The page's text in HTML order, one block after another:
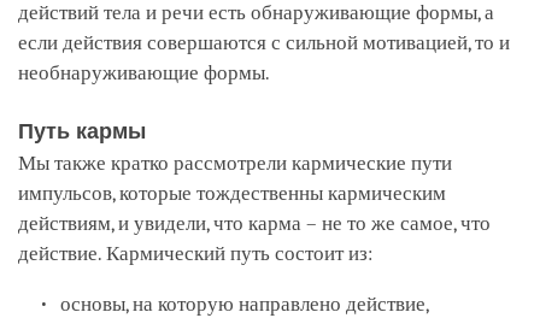
действий тела и речи есть обнаруживающие формы, а
если действия совершаются с сильной мотивацией, то и
необнаруживающие формы.
Путь кармы
Мы также кратко рассмотрели кармические пути
импульсов, которые тождественны кармическим
действиям, и увидели, что карма – не то же самое, что
действие. Кармический путь состоит из:
основы, на которую направлено действие,